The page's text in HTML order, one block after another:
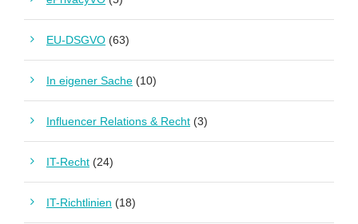
EU-DSGVO (63)
In eigener Sache (10)
Influencer Relations & Recht (3)
IT-Recht (24)
IT-Richtlinien (18)